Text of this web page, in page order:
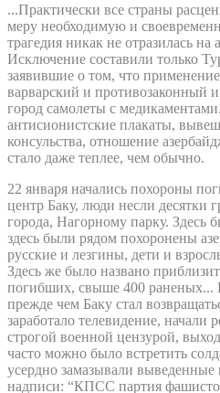
...Практически все страны
меру необходимую и
трагедия никак не отразилась на
Исключение составили только
заявившие о том, что
варварский и противозаконный
город самолеты с
антисионистские плакаты,
консульства, отношение
стало даже теплее, чем обычно.
22 января начались похороны
центр Баку, люди несли десятки
города, Нагорному парку. Здесь
здесь были рядом похоронены
русские и лезгины, дети и
Здесь же было названо
погибших, свыше 400 раненых...
прежде чем Баку стал
заработало телевидение, начали
строгой военной цензурой,
часто можно было встретить
усердно замазывали
надписи: “КПСС партия